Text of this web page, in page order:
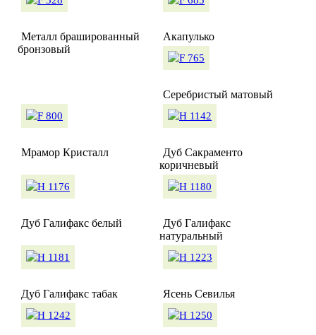
Металл брашированный
бронзовый
Акапулько
Серебристый матовый
Мрамор Кристалл
Дуб Сакраменто
коричневый
Дуб Галифакс белый
Дуб Галифакс
натуральный
Дуб Галифакс табак Ясень Севилья